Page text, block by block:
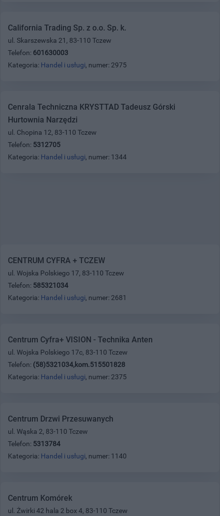
California Trading Sp. z o.o. Sp. k.
ul. Skarszewska 21, 83-110 Tczew
Telefon: 601630003
Kategoria: Handel i usługi, numer: 2975
Cenrala Techniczna KRYSTTAD Tadeusz Górski
Hurtownia Narzędzi
ul. Chopina 12, 83-110 Tczew
Telefon: 5312705
Kategoria: Handel i usługi, numer: 1344
CENTRUM CYFRA + TCZEW
ul. Wojska Polskiego 17, 83-110 Tczew
Telefon: 585321034
Kategoria: Handel i usługi, numer: 2681
Centrum Cyfra+ VISION - Technika Anten
ul. Wojska Polskiego 17c, 83-110 Tczew
Telefon: (58)5321034,kom.515501828
Kategoria: Handel i usługi, numer: 2375
Centrum Drzwi Przesuwanych
ul. Wąska 2, 83-110 Tczew
Telefon: 5313784
Kategoria: Handel i usługi, numer: 1140
Centrum Komórek
ul. Żwirki 42 hala 2 box 4, 83-110 Tczew